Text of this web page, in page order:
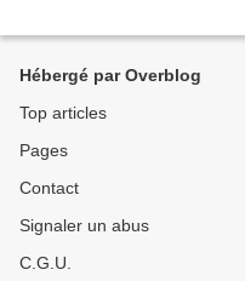
Hébergé par Overblog
Top articles
Pages
Contact
Signaler un abus
C.G.U.